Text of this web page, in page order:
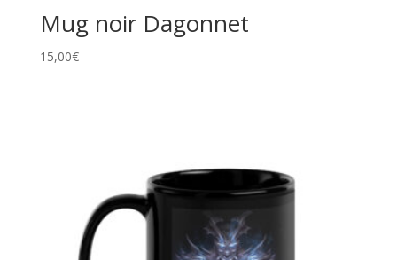
Mug noir Dagonnet
15,00€